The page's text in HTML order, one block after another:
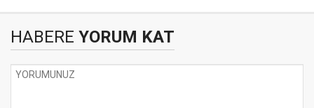
HABERE YORUM KAT